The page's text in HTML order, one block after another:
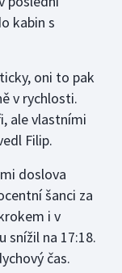
kabin s
oni to pak
v rychlosti.
ale vlastními
Filip.
doslova
šanci za
i v
snížil na 17:18.
čas.